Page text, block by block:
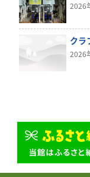
2026
クラ
2026